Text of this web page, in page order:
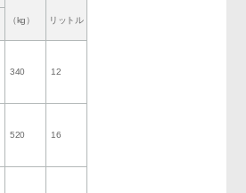
（kg） リットル
340 12
520 16